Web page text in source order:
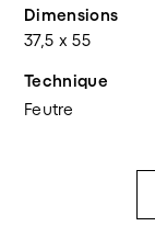
Dimensions
37,5 x 55
Technique
Feutre